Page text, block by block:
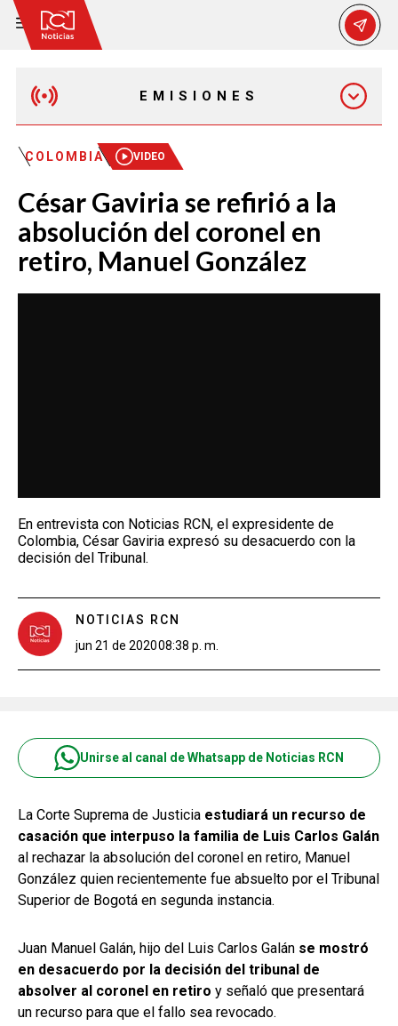
EMISIONES
MAÑANA EXPRESS
EMISIÓN 12:30 PM
EMISIÓN 7:00 PM
COLOMBIA VIDEO
César Gaviria se refirió a la
absolución del coronel en
retiro, Manuel González
En entrevista con Noticias RCN, el expresidente de
Colombia, César Gaviria expresó su desacuerdo con la
decisión del Tribunal.
NOTICIAS RCN
jun 21 de 202008:38 p. m.
Unirse al canal de Whatsapp de Noticias RCN
La Corte Suprema de Justicia estudiará un recurso de
casación que interpuso la familia de Luis Carlos Galán
al rechazar la absolución del coronel en retiro, Manuel
González quien recientemente fue absuelto por el Tribunal
Superior de Bogotá en segunda instancia.
Juan Manuel Galán, hijo del Luis Carlos Galán se mostró
en desacuerdo por la decisión del tribunal de
absolver al coronel en retiro y señaló que presentará
un recurso para que el fallo sea revocado.